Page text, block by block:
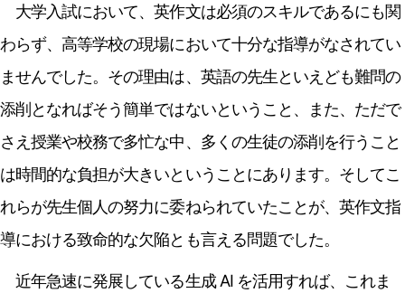
大学入試において、英作文は必須のスキルであるにも関
わらず、高等学校の現場において十分な指導がなされてい
ませんでした。その理由は、英語の先生といえども難問の
添削となればそう簡単ではないということ、また、ただで
さえ授業や校務で多忙な中、多くの生徒の添削を行うこと
は時間的な負担が大きいということにあります。そしてこ
れらが先生個人の努力に委ねられていたことが、英作文指
導における致命的な欠陥とも言える問題でした。
近年急速に発展している生成 AI を活用すれば、これま